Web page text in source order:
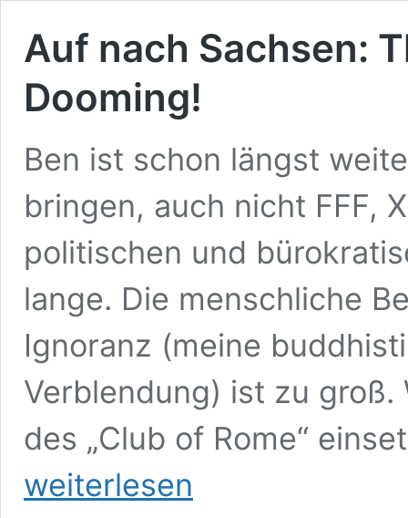
Auf nach Sachsen:
Dooming!
Ben ist schon längst
bringen, auch nicht FFF,
politischen und
lange. Die menschliche
Ignoranz (meine
Verblendung) ist zu
des „Club of Rome“
weiterlesen